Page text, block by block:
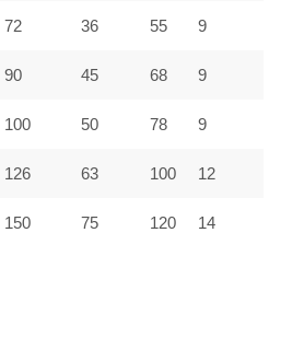
72 36 55 9
90 45 68 9
100 50 78 9
126 63 100 12
150 75 120 14